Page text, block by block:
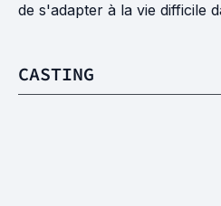
de s'adapter à la vie difficile
CASTING